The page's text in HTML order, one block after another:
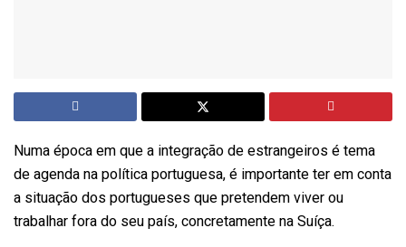
Numa época em que a integração de estrangeiros é tema
de agenda na política portuguesa, é importante ter em conta
a situação dos portugueses que pretendem viver ou
trabalhar fora do seu país, concretamente na Suíça.